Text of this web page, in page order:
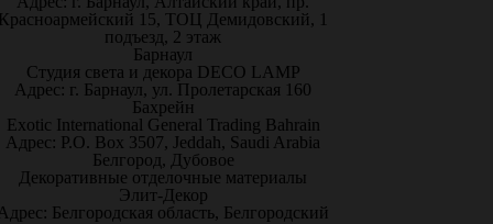
15, ТОЦ Демидовский, 1
подъезд, 2 этаж
Барнаул
Студия света и декора DECO LAMP
Адрес: г. Барнаул, ул. Пролетарская 160
Бахрейн
Exotic International General Trading Bahrain
Адрес: P.O. Box 3507, Jeddah, Saudi Arabia
Белгород, Дубовое
Декоративные отделочные материалы
Элит-Декор
Белгородская область, Белгородский